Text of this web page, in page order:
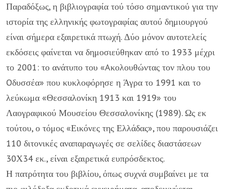
Παραδόξως, η βιβλιογραφία τού τόσο σημαντικού για την
ιστορία της ελληνικής φωτογραφίας αυτού δημιουργού
είναι σήμερα εξαιρετικά πτωχή. Δύο μόνον αυτοτελείς
εκδόσεις φαίνεται να δημοσιεύθηκαν από το 1933 μέχρι
το 2001: το ανάτυπο του «Aκολουθώντας τον πλου του
Oδυσσέα» που κυκλοφόρησε η Άγρα το 1991 και το
λεύκωμα «Θεσσαλονίκη 1913 και 1919» του
Λαογραφικού Μουσείου Θεσσαλονίκης (1989). Ως εκ
τούτου, ο τόμος «Εικόνες της Ελλάδας», που παρουσιάζει
110 διτονικές αναπαραγωγές σε σελίδες διαστάσεων
30Χ34 εκ., είναι εξαιρετικά ευπρόσδεκτος.
Η πατρότητα του βιβλίου, όπως συχνά συμβαίνει με τα